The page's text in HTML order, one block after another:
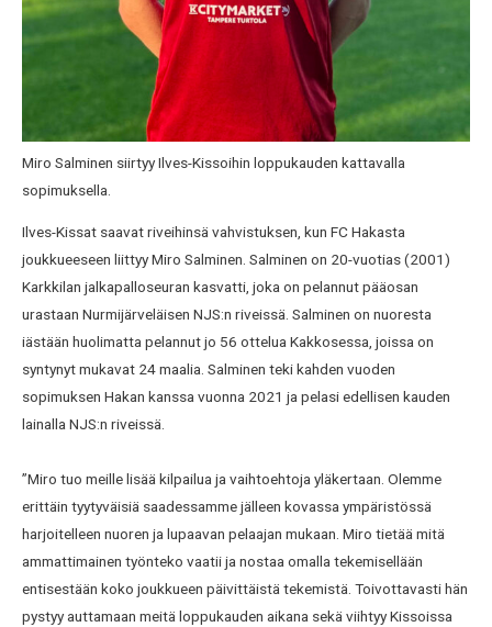
Miro Salminen siirtyy Ilves-Kissoihin loppukauden kattavalla
sopimuksella.
Ilves-Kissat saavat riveihinsä vahvistuksen, kun FC Hakasta
joukkueeseen liittyy Miro Salminen. Salminen on 20-vuotias (2001)
Karkkilan jalkapalloseuran kasvatti, joka on pelannut pääosan
urastaan Nurmijärveläisen NJS:n riveissä. Salminen on nuoresta
iästään huolimatta pelannut jo 56 ottelua Kakkosessa, joissa on
syntynyt mukavat 24 maalia. Salminen teki kahden vuoden
sopimuksen Hakan kanssa vuonna 2021 ja pelasi edellisen kauden
lainalla NJS:n riveissä.
”Miro tuo meille lisää kilpailua ja vaihtoehtoja yläkertaan. Olemme
erittäin tyytyväisiä saadessamme jälleen kovassa ympäristössä
harjoitelleen nuoren ja lupaavan pelaajan mukaan. Miro tietää mitä
ammattimainen työnteko vaatii ja nostaa omalla tekemisellään
entisestään koko joukkueen päivittäistä tekemistä. Toivottavasti hän
pystyy auttamaan meitä loppukauden aikana sekä viihtyy Kissoissa